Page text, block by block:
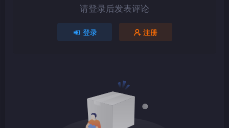
1080P TS
请登录后发表评论
登录 注册